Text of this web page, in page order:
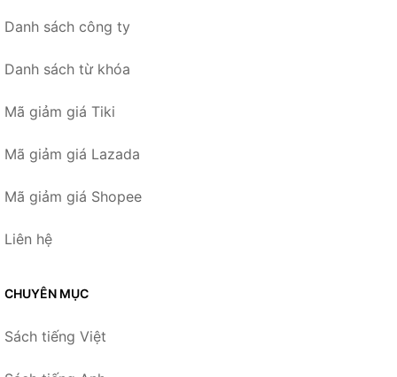
Danh sách công ty
Danh sách từ khóa
Mã giảm giá Tiki
Mã giảm giá Lazada
Mã giảm giá Shopee
Liên hệ
CHUYÊN MỤC
Sách tiếng Việt